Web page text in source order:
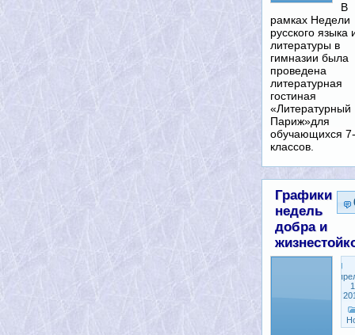
В
рамках Недели
русского языка
литературы в
гимназии была
проведена
литературная
гостиная
«Литературный
Париж»для
обучающихся
классов.
Графики
недель
добра и